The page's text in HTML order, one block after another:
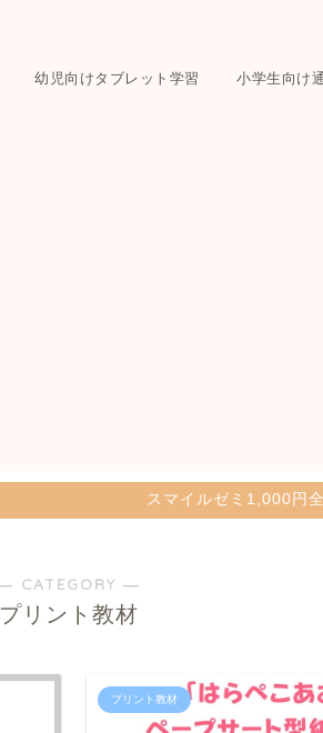
幼児向けタブレット学習 小学生向け
スマイルゼミ1,000円
CATEGORY ―
プリント教材
プリント教材